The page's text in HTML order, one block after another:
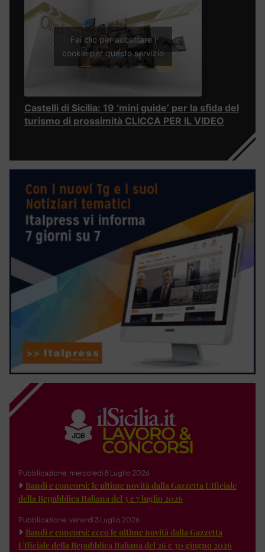
Fai clic per accettare i
cookie per questo servizio
Castelli di Sicilia: 19 ‘mini guide’ per la sfida del
turismo di prossimità CLICCA PER IL VIDEO
Pubblicazione: mercoledì 8 Luglio 2026
Bandi e concorsi: le ultime novità dalla Gazzetta Ufficiale
della Repubblica Italiana del 3 e 7 luglio 2026
Pubblicazione: venerdì 3 Luglio 2026
Bandi e concorsi: ecco le ultime novità dalla Gazzetta
Ufficiale della Repubblica Italiana del 26 e 30 giugno 2026